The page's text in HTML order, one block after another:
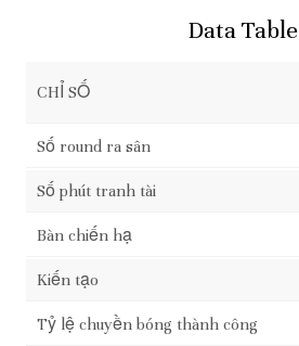
Data Table
CHỈ SỐ
Số round ra sân
Số phút tranh tài
Bàn chiến hạ
Kiến tạo
Tỷ lệ chuyền bóng thành công